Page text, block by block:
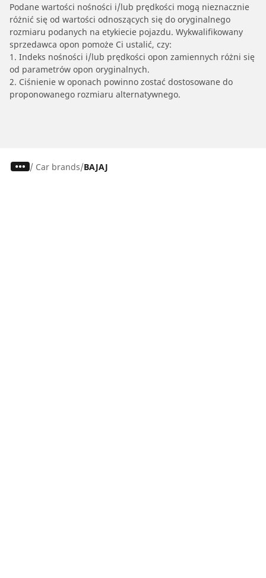
Podane wartości nośności i/lub prędkości mogą nieznacznie
różnić się od wartości odnoszących się do oryginalnego
rozmiaru podanych na etykiecie pojazdu. Wykwalifikowany
sprzedawca opon pomoże Ci ustalić, czy:
1. Indeks nośności i/lub prędkości opon zamiennych różni się
od parametrów opon oryginalnych.
2. Ciśnienie w oponach powinno zostać dostosowane do
proponowanego rozmiaru alternatywnego.
/ Car brands BAJAJ